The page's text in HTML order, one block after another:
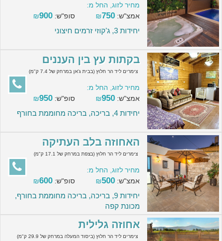
מחיר לזוג, החל מ:
אמצ"ש:
₪750 סופ"ש: ₪900
יחידות 3, ג'קוזי זרמים חיצוני
בקתות עץ בין העננים
צימרים ליד הר חלוץ (בבית ג'אן במרחק של 7.4 ק"מ)
מחיר לזוג, החל מ:
אמצ"ש:
₪950 סופ"ש: ₪950
יחידות 4, בריכה, בריכה מחוממת בחורף
האחוזה בלב העתיקה
צימרים ליד הר חלוץ (בצפת במרחק של 17.1 ק"מ)
מחיר לזוג, החל מ:
אמצ"ש:
₪500 סופ"ש: ₪600
יחידות 9, בריכה, בריכה מחוממת בחורף,
מכונת קפה
אחוזה גלילית
צימרים ליד הר חלוץ (ביסוד המעלה במרחק של 29.9 ק"מ)